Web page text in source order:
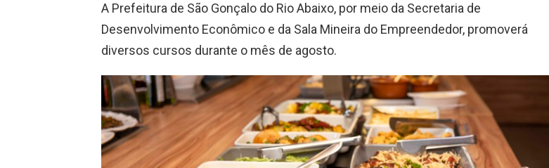
A Prefeitura de São Gonçalo do Rio Abaixo, por meio da Secretaria de
Desenvolvimento Econômico e da Sala Mineira do Empreendedor, promoverá
diversos cursos durante o mês de agosto.